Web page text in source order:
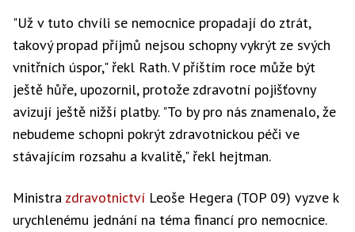
"Už v tuto chvíli se nemocnice propadají do ztrát,
takový propad příjmů nejsou schopny vykrýt ze svých
vnitřních úspor," řekl Rath. V příštím roce může být
ještě hůře, upozornil, protože zdravotní pojišťovny
avizují ještě nižší platby. "To by pro nás znamenalo, že
nebudeme schopni pokrýt zdravotnickou péči ve
stávajícím rozsahu a kvalitě," řekl hejtman.
Ministra zdravotnictví Leoše Hegera (TOP 09) vyzve k
urychlenému jednání na téma financí pro nemocnice.